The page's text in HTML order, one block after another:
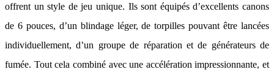
offrent un style de jeu unique. Ils sont équipés d’excellents canons
de 6 pouces, d’un blindage léger, de torpilles pouvant être lancées
individuellement, d’un groupe de réparation et de générateurs de
fumée. Tout cela combiné avec une accélération impressionnante, et